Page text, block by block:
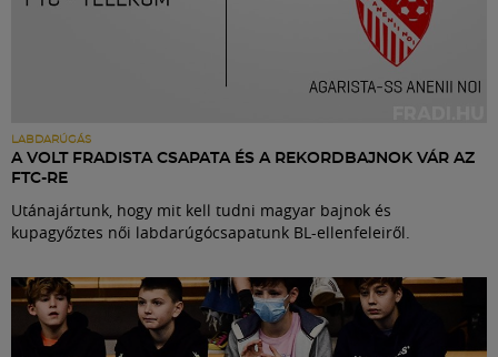
LABDARÚGÁS
A VOLT FRADISTA CSAPATA ÉS A REKORDBAJNOK VÁR AZ
FTC-RE
Utánajártunk, hogy mit kell tudni magyar bajnok és
kupagyőztes női labdarúgócsapatunk BL-ellenfeleiről.
English